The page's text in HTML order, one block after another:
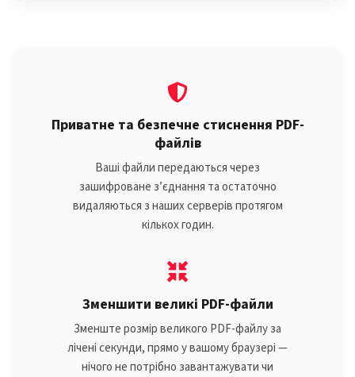
Приватне та безпечне стиснення PDF-
файлів
Ваші файли передаються через
зашифроване з’єднання та остаточно
видаляються з наших серверів протягом
кількох годин.
Зменшити великі PDF-файли
Зменште розмір великого PDF-файлу за
лічені секунди, прямо у вашому браузері —
нічого не потрібно завантажувати чи